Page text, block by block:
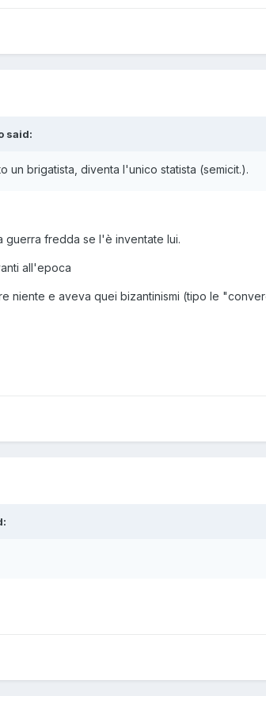
said:
un brigatista, diventa l'unico statista (semicit.).
guerra fredda se l'è inventate lui.
all'epoca
niente e aveva quei bizantinismi (tipo le